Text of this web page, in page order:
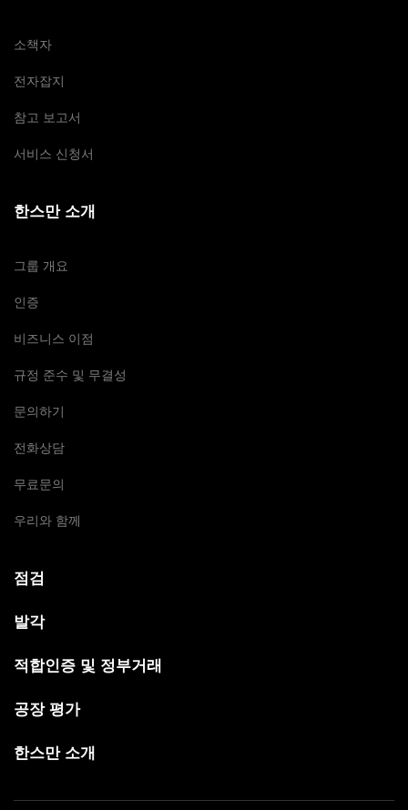
소책자
전자잡지
참고 보고서
서비스 신청서
한스만 소개
그룹 개요
인증
비즈니스 이점
규정 준수 및 무결성
문의하기
전화상담
무료문의
우리와 함께
점검
발각
적합인증 및 정부거래
공장 평가
한스만 소개